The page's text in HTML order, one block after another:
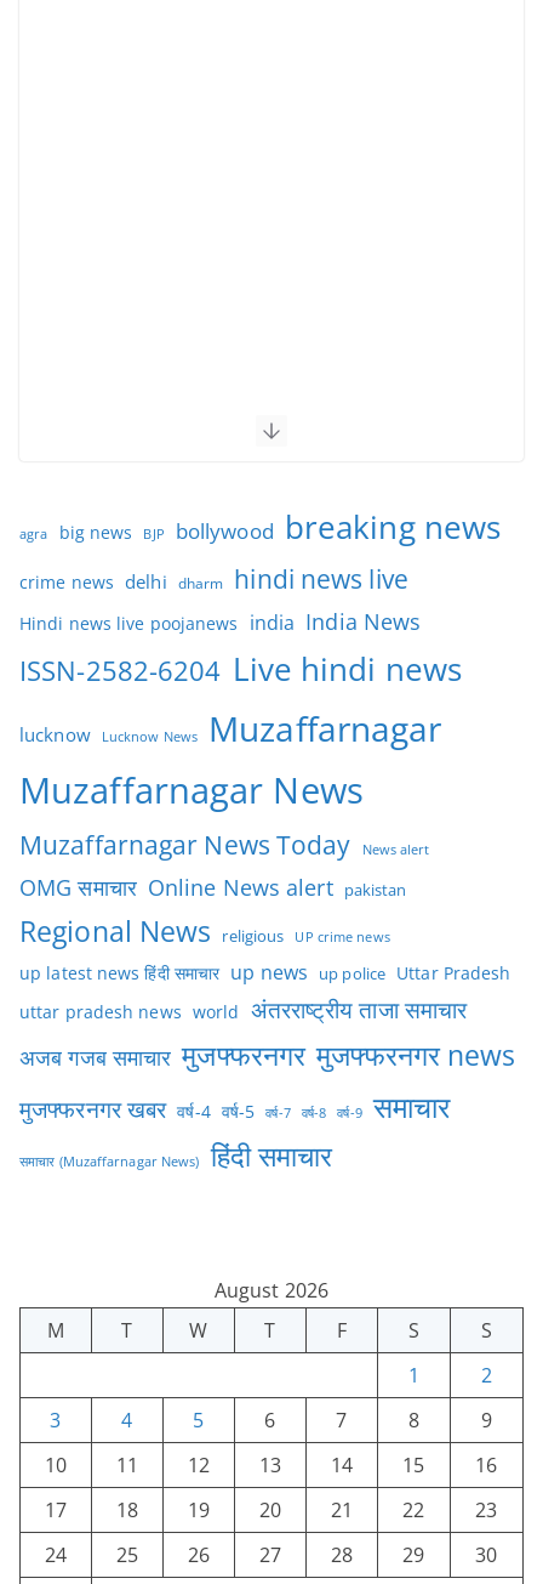
agra big news BJP bollywood breaking news
crime news delhi dharm hindi news live
Hindi news live poojanews india India News
ISSN-2582-6204 Live hindi news
lucknow Lucknow News Muzaffarnagar
Muzaffarnagar News
Muzaffarnagar News Today News alert
OMG समाचार Online News alert pakistan
Regional News religious UP crime news
up latest news हिंदी समाचार up news up police Uttar Pradesh
uttar pradesh news world अंतरराष्ट्रीय ताजा समाचार
अजब गजब समाचार मुजफ्फरनगर मुजफ्फरनगर news
मुजफ्फरनगर खबर वर्ष-4 वर्ष-5 वर्ष-7 वर्ष-8 वर्ष-9 समाचार
समाचार (Muzaffarnagar News) हिंदी समाचार
August 2026
M
T W T F S
S
1
2
3
4 5 6 7 8
9
10
11 12 13 14 15
16
17
18 19 20 21 22
23
24
25 26 27 28 29
30